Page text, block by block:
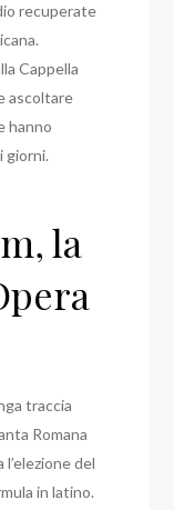
recuperate
Cappella
ascoltare
hanno
giorni.
la
traccia
Romana
del
in latino.